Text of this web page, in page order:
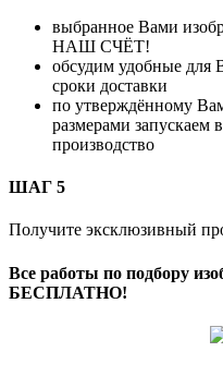
выбранное Вами
НАШ СЧЁТ!
обсудим удобные для
сроки доставки
по утверждённому
размерами запускаем
производство
ШАГ 5
Получите эксклюзивный
Все работы по подбору
БЕСПЛАТНО!